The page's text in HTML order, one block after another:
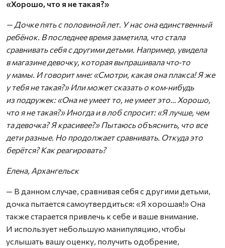
«Хорошо, что я не такая?»
— Дочке пять с половиной лет. У нас она единственный
ребёнок. В последнее время заметила, что стала
сравнивать себя с другими детьми. Например, увидела
в магазине девочку, которая выпрашивала что‑то
у мамы. И говорит мне: «Смотри, какая она плакса! Я же
у тебя не такая?» Или может сказать о ком‑нибудь
из подружек: «Она не умеет то, не умеет это… Хорошо,
что я не такая?» Иногда и в лоб спросит: «Я лучше, чем
та девочка? Я красивее?» Пытаюсь объяснить, что все
дети разные. Но продолжает сравнивать. Откуда это
берётся? Как реагировать?
Елена, Архангельск
— В данном случае, сравнивая себя с другими детьми,
дочка пытается самоутвердиться: «Я хорошая!» Она
также старается привлечь к себе и ваше внимание.
И использует небольшую манипуляцию, чтобы
услышать вашу оценку, получить одобрение,